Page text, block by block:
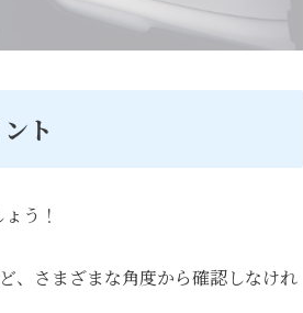
ト
う！
、 さまざまな角度から確認しなけれ